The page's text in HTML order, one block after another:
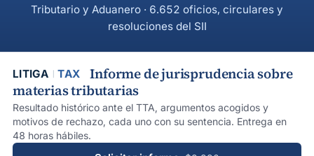
Tributario y Aduanero · 6.652 oficios, circulares y
resoluciones del SII
LITIGA TAX
Informe de jurisprudencia sobre
materias tributarias
Resultado histórico ante el TTA, argumentos acogidos y
motivos de rechazo, cada uno con su sentencia. Entrega en
48 horas hábiles.